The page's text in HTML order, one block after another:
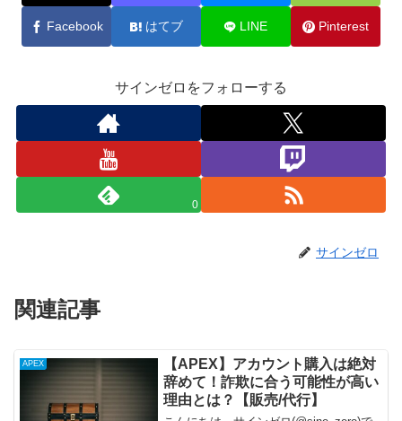
Facebook はてブ LINE Pinterest
サインゼロをフォローする
0
サインゼロ
関連記事
APEX
【APEX】アカウント購入は絶対
辞めて！詐欺に合う可能性が高い
理由とは？【販売/代行】